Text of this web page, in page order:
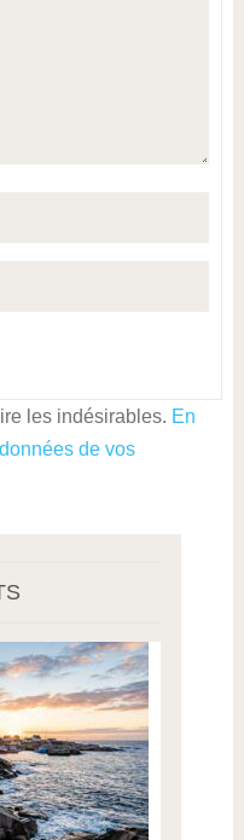
les indésirables. En
de vos